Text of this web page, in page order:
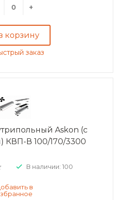
+
корзину
заказ
Askon (с
КВП-В 100/170/3300
В наличии: 100